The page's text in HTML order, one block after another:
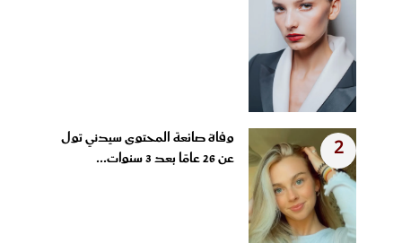
2
وفاة صانعة المحتوى سيدني تول
عن 26 عامًا بعد 3 سنوات...